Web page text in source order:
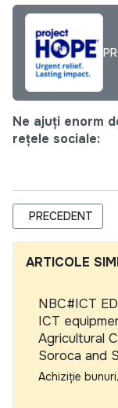
Ne ajuți enorm
rețele sociale:
ARTICOL
PRECEDENT
ARTICOLE
NBC#ICT
ICT
Agricultural
Soroca and
Achiziție